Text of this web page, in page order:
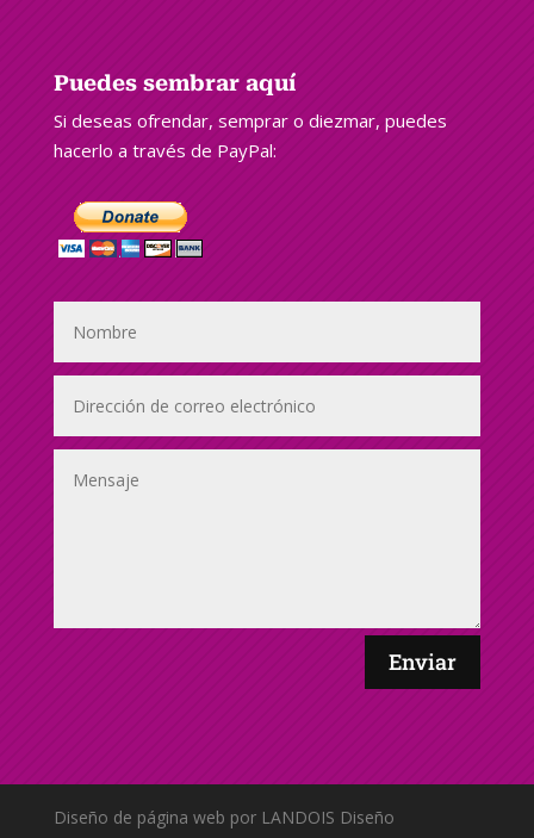
Puedes sembrar aquí
Si deseas ofrendar, semprar o diezmar, puedes
hacerlo a través de PayPal:
Enviar
Diseño de página web por LANDOIS Diseño